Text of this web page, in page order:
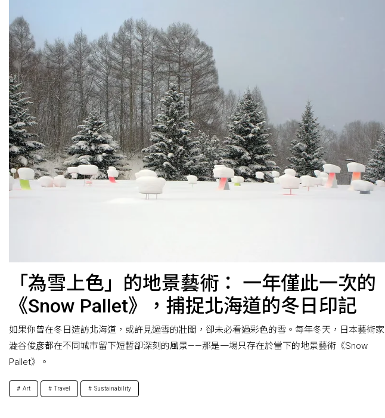
「為雪上色」的地景藝術： 一年僅此一次的
《Snow Pallet》，捕捉北海道的冬日印記
如果你曾在冬日造訪北海道，或許見過雪的壯闊，卻未必看過彩色的雪。每年冬天，日本藝術家
澁谷俊彦都在不同城市留下短暫卻深刻的風景——那是一場只存在於當下的地景藝術《Snow
Pallet》。
Art Travel Sustainability